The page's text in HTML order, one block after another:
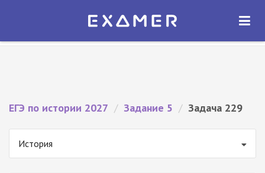
Экзамер — ЕГЭ 2027
ОТКРЫТЬ
ЕГЭ по истории 2027 / Задание 5 / Задача 229
История